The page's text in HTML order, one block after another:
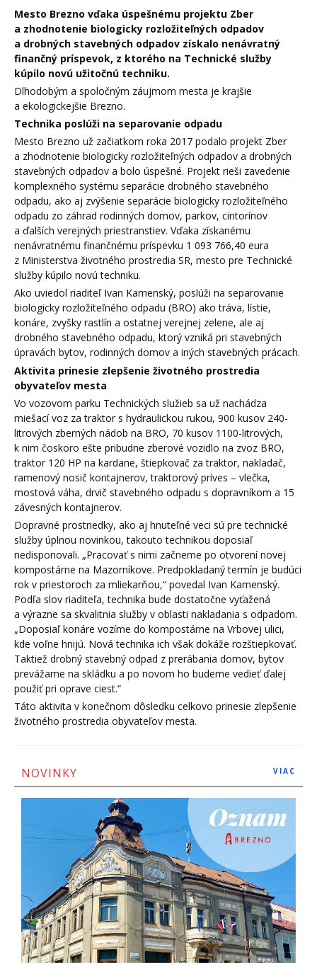
Mesto Brezno vďaka úspešnému projektu Zber
a zhodnotenie biologicky rozložiteľných odpadov
a drobných stavebných odpadov získalo nenávratný
finančný príspevok, z ktorého na Technické služby
kúpilo novú užitočnú techniku.
Dlhodobým a spoločným záujmom mesta je krajšie
a ekologickejšie Brezno.
Technika poslúži na separovanie odpadu
Mesto Brezno už začiatkom roka 2017 podalo projekt Zber
a zhodnotenie biologicky rozložiteľných odpadov a drobných
stavebných odpadov a bolo úspešné. Projekt rieši zavedenie
komplexného systému separácie drobného stavebného
odpadu, ako aj zvýšenie separácie biologicky rozložiteľného
odpadu zo záhrad rodinných domov, parkov, cintorínov
a ďalších verejných priestranstiev. Vďaka získanému
nenávratnému finančnému príspevku 1 093 766,40 eura
z Ministerstva životného prostredia SR, mesto pre Technické
služby kúpilo novú techniku.
Ako uviedol riaditeľ Ivan Kamenský, poslúži na separovanie
biologicky rozložiteľného odpadu (BRO) ako tráva, lístie,
konáre, zvyšky rastlín a ostatnej verejnej zelene, ale aj
drobného stavebného odpadu, ktorý vzniká pri stavebných
úpravách bytov, rodinných domov a iných stavebných prácach.
Aktivita prinesie zlepšenie životného prostredia
obyvateľov mesta
Vo vozovom parku Technických služieb sa už nachádza
miešací voz za traktor s hydraulickou rukou, 900 kusov 240-
litrových zberných nádob na BRO, 70 kusov 1100-litrových,
k nim čoskoro ešte pribudne zberové vozidlo na zvoz BRO,
traktor 120 HP na kardane, štiepkovač za traktor, nakladač,
ramenový nosič kontajnerov, traktorový príves – vlečka,
mostová váha, drvič stavebného odpadu s dopravníkom a 15
závesných kontajnerov.
Dopravné prostriedky, ako aj hnuteľné veci sú pre technické
služby úplnou novinkou, takouto technikou doposiaľ
nedisponovali. „Pracovať s nimi začneme po otvorení novej
kompostárne na Mazorníkove. Predpokladaný termín je budúci
rok v priestoroch za mliekarňou,“ povedal Ivan Kamenský.
Podľa slov riaditeľa, technika bude dostatočne vyťažená
a výrazne sa skvalitnia služby v oblasti nakladania s odpadom.
„Doposiaľ konáre vozíme do kompostárne na Vrbovej ulici,
kde voľne hnijú. Nová technika ich však dokáže rozštiepkovať.
Taktiež drobný stavebný odpad z prerábania domov, bytov
prevážame na skládku a po novom ho budeme vedieť ďalej
použiť pri oprave ciest.“
Táto aktivita v konečnom dôsledku celkovo prinesie zlepšenie
životného prostredia obyvateľov mesta.
NOVINKY VIAC